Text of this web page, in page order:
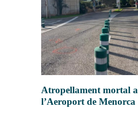
Atropellament mortal a
l’Aeroport de Menorca